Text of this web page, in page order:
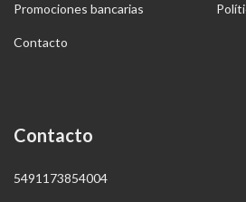
Promociones bancarias
Contacto
Contacto
5491173854004